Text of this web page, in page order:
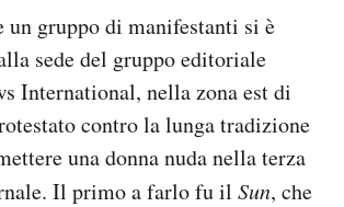
un gruppo di manifestanti si è
sede del gruppo editoriale
International, nella zona est di
contro la lunga tradizione
una donna nuda nella terza
Il primo a farlo fu il Sun, che